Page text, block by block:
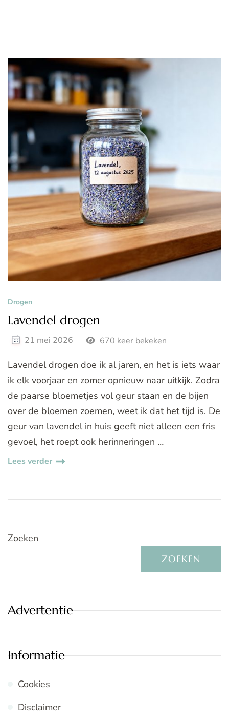
Drogen
Lavendel drogen
21 mei 2026 670 keer bekeken
Lavendel drogen doe ik al jaren, en het is iets waar
ik elk voorjaar en zomer opnieuw naar uitkijk. Zodra
de paarse bloemetjes vol geur staan en de bijen
over de bloemen zoemen, weet ik dat het tijd is. De
geur van lavendel in huis geeft niet alleen een fris
gevoel, het roept ook herinneringen …
Lees verder
Zoeken
ZOEKEN
Advertentie
Informatie
Cookies
Disclaimer